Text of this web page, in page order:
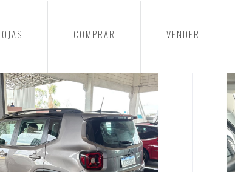
COMPRAR VENDER